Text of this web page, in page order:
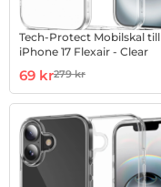
Tech-Protect Mobilskal till
iPhone 17 Flexair - Clear
Art. nr 1002999643
rea pris
69 krtidigare pris
279 kr